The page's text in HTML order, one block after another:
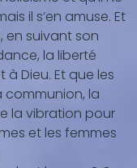
il s’en amuse. Et
en suivant son
la liberté
à Dieu. Et que les
communion, la
la vibration pour
et les femmes